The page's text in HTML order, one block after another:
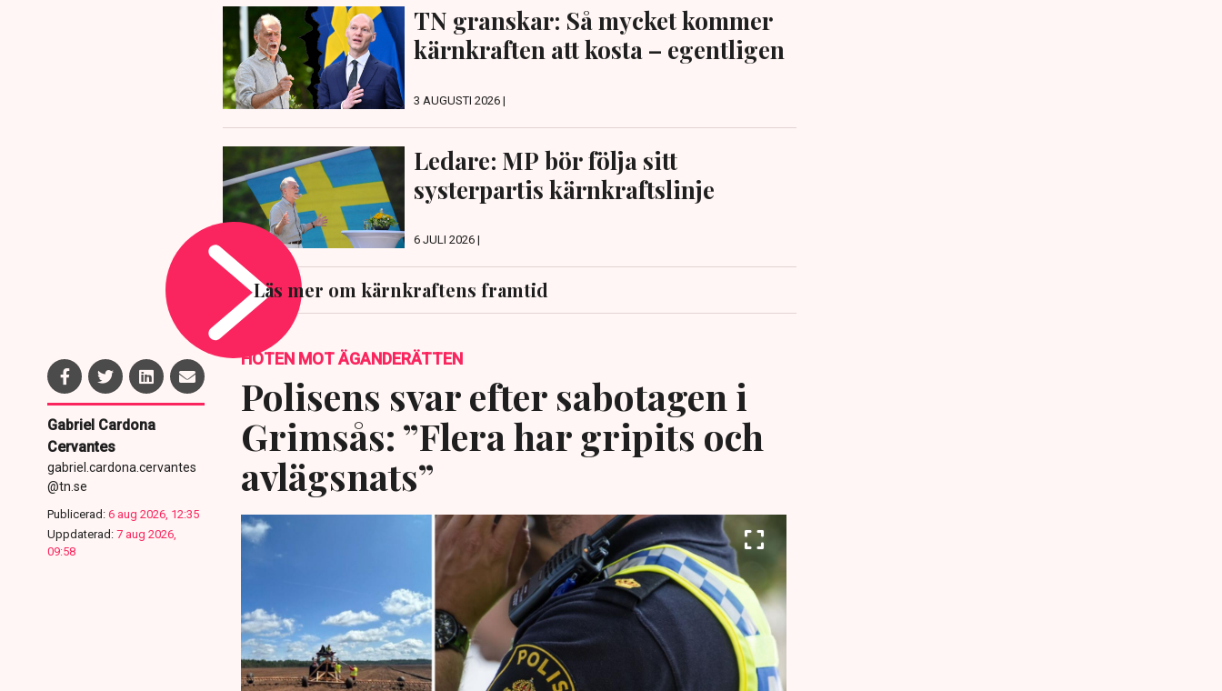
TN granskar: Så mycket kommer
kärnkraften att kosta – egentligen
3 AUGUSTI 2026 |
Ledare: MP bör följa sitt
systerpartis kärnkraftslinje
6 JULI 2026 |
Läs mer om kärnkraftens framtid
Gabriel Cardona
Cervantes
gabriel.cardona.cervantes
@tn.se
Publicerad: 6 aug 2026, 12:35
Uppdaterad: 7 aug 2026,
09:58
HOTEN MOT ÄGANDERÄTTEN
Polisens svar efter sabotagen i
Grimsås: ”Flera har gripits och
avlägsnats”